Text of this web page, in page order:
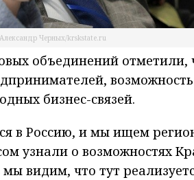
Черных/krskstate.ru
объединений отметили,
бизнес-связей.
в Россию, и мы ищем
узнали о возможностях
видим, что тут